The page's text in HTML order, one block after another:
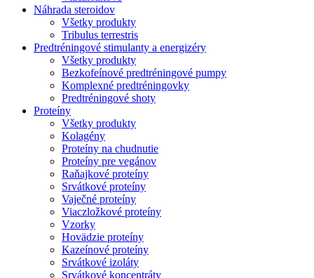
Náhrada steroidov
Všetky produkty
Tribulus terrestris
Predtréningové stimulanty a energizéry
Všetky produkty
Bezkofeínové predtréningové pumpy
Komplexné predtréningovky
Predtréningové shoty
Proteíny
Všetky produkty
Kolagény
Proteíny na chudnutie
Proteíny pre vegánov
Raňajkové proteíny
Srvátkové proteíny
Vaječné proteíny
Viaczložkové proteíny
Vzorky
Hovädzie proteíny
Kazeínové proteíny
Srvátkové izoláty
Srvátkové koncentráty